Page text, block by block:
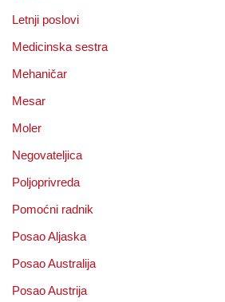
Letnji poslovi
Medicinska sestra
Mehaničar
Mesar
Moler
Negovateljica
Poljoprivreda
Pomoćni radnik
Posao Aljaska
Posao Australija
Posao Austrija